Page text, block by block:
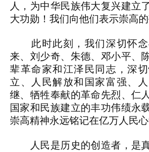
人，为中华民族伟大复兴建立
大功勋！我们向他们表示崇高的
此时此刻，我们深切怀念
来、刘少奇、朱德、邓小平、
辈革命家和江泽民同志，深
立、人民解放和国家富强、
继、牺牲奉献的革命先烈、仁
国家和民族建立的丰功伟绩永
崇高精神永远铭记在亿万人民心
人民是历史的创造者，是